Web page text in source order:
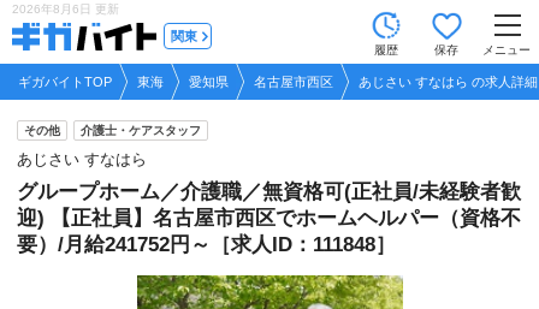
2026年8月6日 更新
関東
履歴 保存 メニュー
ギガバイトTOP 東海 愛知県 名古屋市西区 あじさい すなはら の求人詳細
その他 介護士・ケアスタッフ
あじさい すなはら
グループホーム／介護職／無資格可(正社員/未経験者歓
迎) 【正社員】名古屋市西区でホームヘルパー（資格不
要）/月給241752円～［求人ID：111848］